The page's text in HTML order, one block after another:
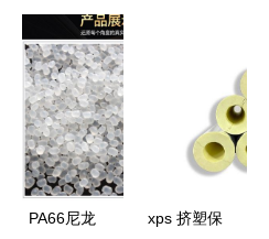
PA66尼龙
xps 挤塑保